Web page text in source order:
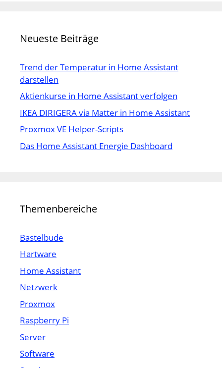
Neueste Beiträge
Trend der Temperatur in Home Assistant
darstellen
Aktienkurse in Home Assistant verfolgen
IKEA DIRIGERA via Matter in Home Assistant
Proxmox VE Helper-Scripts
Das Home Assistant Energie Dashboard
Themenbereiche
Bastelbude
Hartware
Home Assistant
Netzwerk
Proxmox
Raspberry Pi
Server
Software